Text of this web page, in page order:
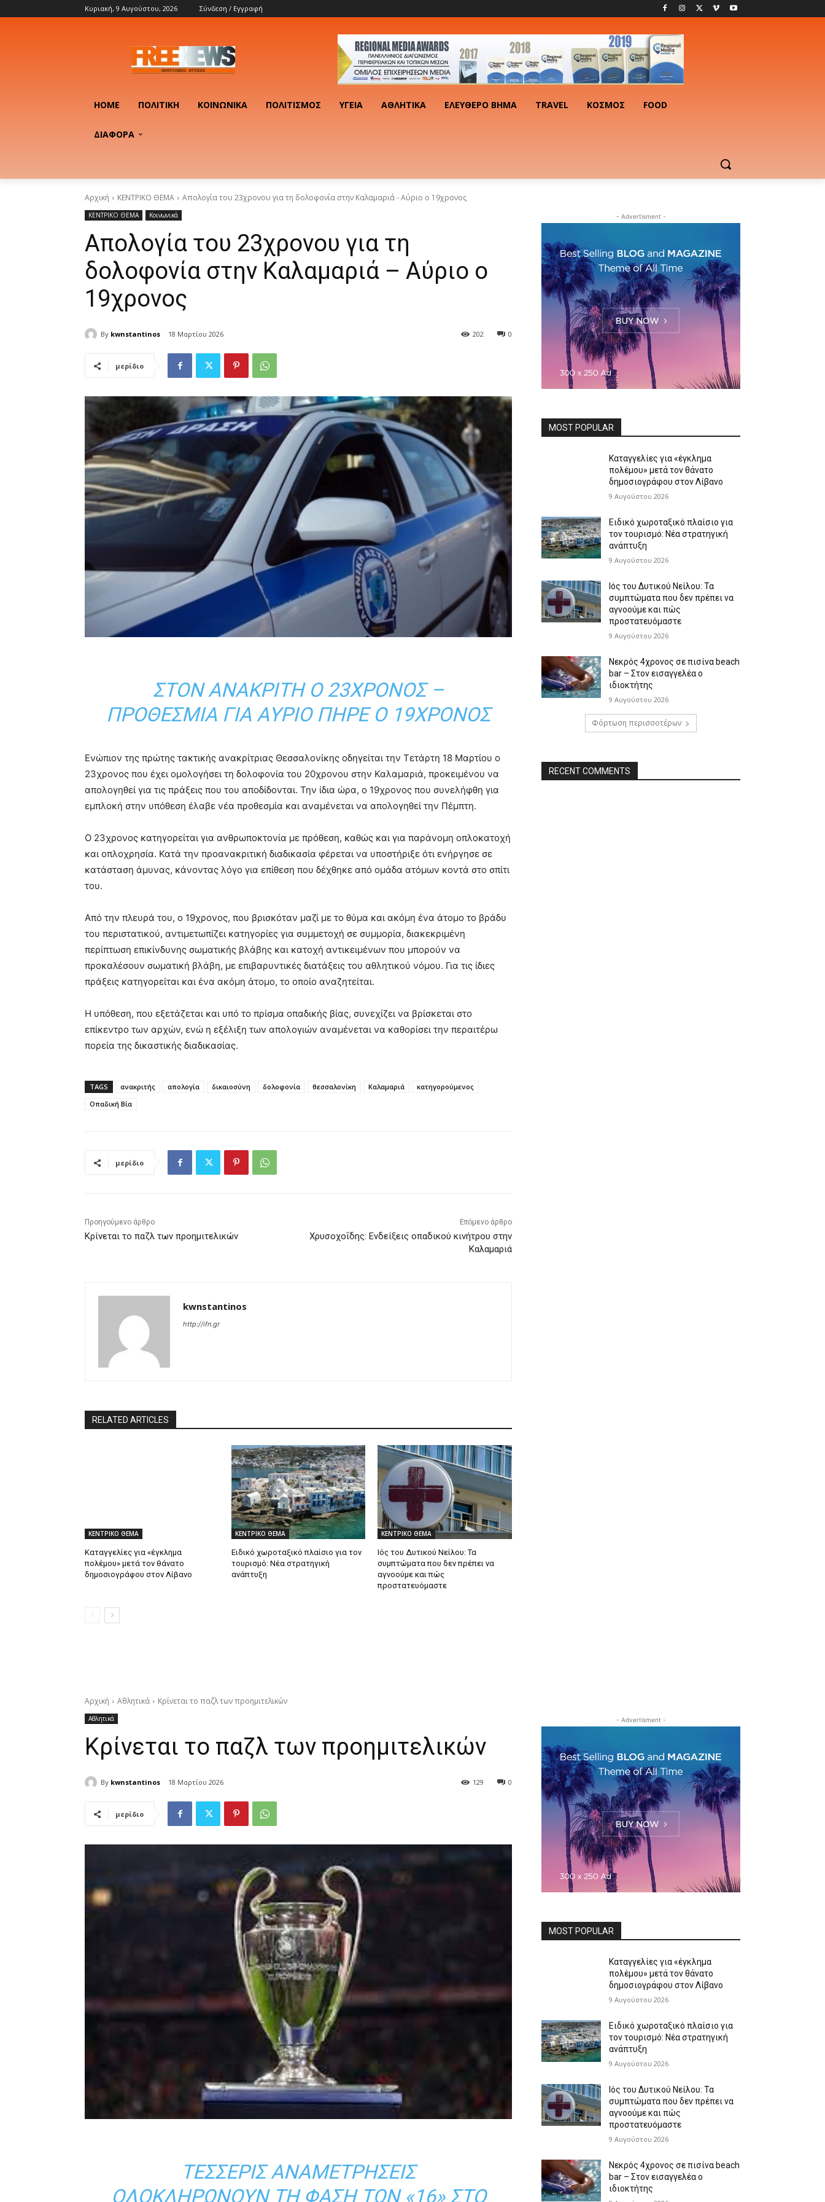
Κυριακή, 9 Αυγούστου, 2026 Σύνδεση / Εγγραφή
HOME ΠΟΛΙΤΙΚΉ ΚΟΙΝΩΝΙΚΆ ΠΟΛΙΤΙΣΜΌΣ ΥΓΕΊΑ ΑΘΛΗΤΙΚΆ ΕΛΕΎΘΕΡΟ ΒΉΜΑ TRAVEL ΚΟΣΜΟΣ FOOD
ΔΙΑΦΟΡΑ
Αρχική ΚΕΝΤΡΙΚΟ ΘΕΜΑ Απολογία του 23χρονου για τη δολοφονία στην Καλαμαριά - Αύριο ο 19χρονος
ΚΕΝΤΡΙΚΟ ΘΕΜΑ Κοινωνικά
Απολογία του 23χρονου για τη
δολοφονία στην Καλαμαριά – Αύριο ο
19χρονος
By kwnstantinos 18 Μαρτίου 2026 0
202
μερίδιο
ΣΤΟΝ ΑΝΑΚΡΙΤΉ Ο 23ΧΡΟΝΟΣ –
ΠΡΟΘΕΣΜΊΑ ΓΙΑ ΑΎΡΙΟ ΠΉΡΕ Ο 19ΧΡΟΝΟΣ
Ενώπιον της πρώτης τακτικής ανακρίτριας Θεσσαλονίκης οδηγείται την Τετάρτη 18 Μαρτίου ο
23χρονος που έχει ομολογήσει τη δολοφονία του 20χρονου στην Καλαμαριά, προκειμένου να
απολογηθεί για τις πράξεις που του αποδίδονται. Την ίδια ώρα, ο 19χρονος που συνελήφθη για
εμπλοκή στην υπόθεση έλαβε νέα προθεσμία και αναμένεται να απολογηθεί την Πέμπτη.
Ο 23χρονος κατηγορείται για ανθρωποκτονία με πρόθεση, καθώς και για παράνομη οπλοκατοχή
και οπλοχρησία. Κατά την προανακριτική διαδικασία φέρεται να υποστήριξε ότι ενήργησε σε
κατάσταση άμυνας, κάνοντας λόγο για επίθεση που δέχθηκε από ομάδα ατόμων κοντά στο σπίτι
του.
Από την πλευρά του, ο 19χρονος, που βρισκόταν μαζί με το θύμα και ακόμη ένα άτομο το βράδυ
του περιστατικού, αντιμετωπίζει κατηγορίες για συμμετοχή σε συμμορία, διακεκριμένη
περίπτωση επικίνδυνης σωματικής βλάβης και κατοχή αντικειμένων που μπορούν να
προκαλέσουν σωματική βλάβη, με επιβαρυντικές διατάξεις του αθλητικού νόμου. Για τις ίδιες
πράξεις κατηγορείται και ένα ακόμη άτομο, το οποίο αναζητείται.
Η υπόθεση, που εξετάζεται και υπό το πρίσμα οπαδικής βίας, συνεχίζει να βρίσκεται στο
επίκεντρο των αρχών, ενώ η εξέλιξη των απολογιών αναμένεται να καθορίσει την περαιτέρω
πορεία της δικαστικής διαδικασίας.
TAGS ανακριτής απολογία δικαιοσύνη δολοφονία θεσσαλονίκη Καλαμαριά
κατηγορούμενος
Οπαδική Βία
μερίδιο
Προηγούμενο άρθρο
Κρίνεται το παζλ των προημιτελικών
Επόμενο άρθρο
Χρυσοχοΐδης: Ενδείξεις οπαδικού κινήτρου στην
Καλαμαριά
kwnstantinos
http://ifn.gr
RELATED ARTICLES
ΚΕΝΤΡΙΚΟ ΘΕΜΑ
Καταγγελίες για «έγκλημα
πολέμου» μετά τον θάνατο
δημοσιογράφου στον Λίβανο
ΚΕΝΤΡΙΚΟ ΘΕΜΑ
Ειδικό χωροταξικό πλαίσιο για τον
τουρισμό: Νέα στρατηγική
ανάπτυξη
ΚΕΝΤΡΙΚΟ ΘΕΜΑ
Ιός του Δυτικού Νείλου: Τα
συμπτώματα που δεν πρέπει να
αγνοούμε και πώς
προστατευόμαστε
- Advertisment -
MOST POPULAR
Καταγγελίες για «έγκλημα
πολέμου» μετά τον θάνατο
δημοσιογράφου στον Λίβανο
9 Αυγούστου 2026
Ειδικό χωροταξικό πλαίσιο για
τον τουρισμό: Νέα στρατηγική
ανάπτυξη
9 Αυγούστου 2026
Ιός του Δυτικού Νείλου: Τα
συμπτώματα που δεν πρέπει να
αγνοούμε και πώς
προστατευόμαστε
9 Αυγούστου 2026
Νεκρός 4χρονος σε πισίνα beach
bar – Στον εισαγγελέα ο
ιδιοκτήτης
9 Αυγούστου 2026
Φόρτωση περισσοτέρων
RECENT COMMENTS